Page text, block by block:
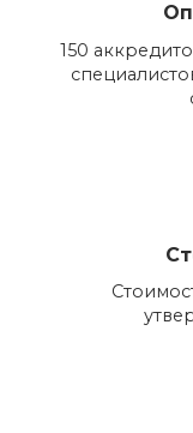
150